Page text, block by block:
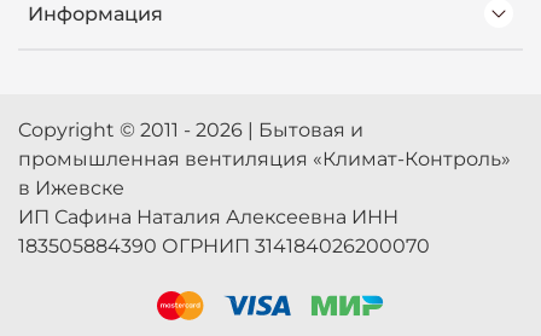
Информация
Copyright © 2011 - 2026 | Бытовая и
промышленная вентиляция «Климат-Контроль»
в Ижевске
ИП Сафина Наталия Алексеевна ИНН
183505884390 ОГРНИП 314184026200070